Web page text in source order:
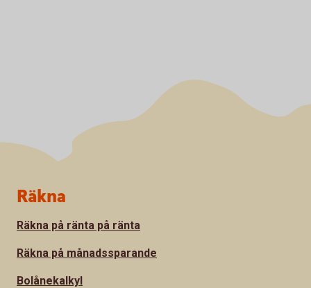
Sidfot
Räkna
Räkna på ränta på ränta
Räkna på månadssparande
Bolånekalkyl